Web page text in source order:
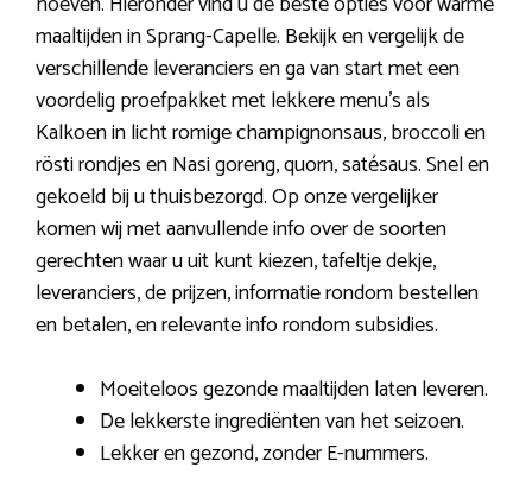
maaltijden in Sprang-Capelle. Bekijk en vergelijk de
verschillende leveranciers en ga van start met een
voordelig proefpakket met lekkere menu’s als
Kalkoen in licht romige champignonsaus, broccoli en
rösti rondjes en Nasi goreng, quorn, satésaus. Snel en
gekoeld bij u thuisbezorgd. Op onze vergelijker
komen wij met aanvullende info over de soorten
gerechten waar u uit kunt kiezen, tafeltje dekje,
leveranciers, de prijzen, informatie rondom bestellen
en betalen, en relevante info rondom subsidies.
Moeiteloos gezonde maaltijden laten leveren.
De lekkerste ingrediënten van het seizoen.
Lekker en gezond, zonder E-nummers.